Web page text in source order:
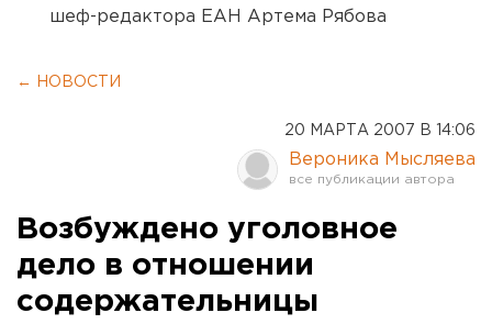
шеф-редактора ЕАН Артема Рябова
← НОВОСТИ
20 МАРТА 2007 В 14:06
Вероника Мысляева
Возбуждено уголовное
дело в отношении
содержательницы